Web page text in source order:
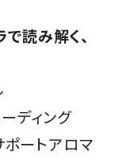
読み解く、
ディング
ポートアロマ